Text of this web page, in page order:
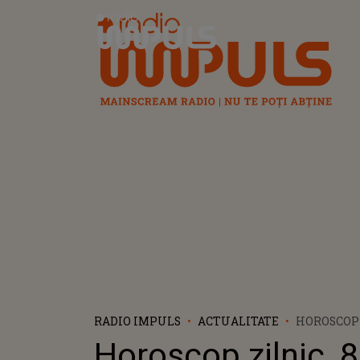
Radio Impuls
RADIO IMPULS ACTUALITATE
O